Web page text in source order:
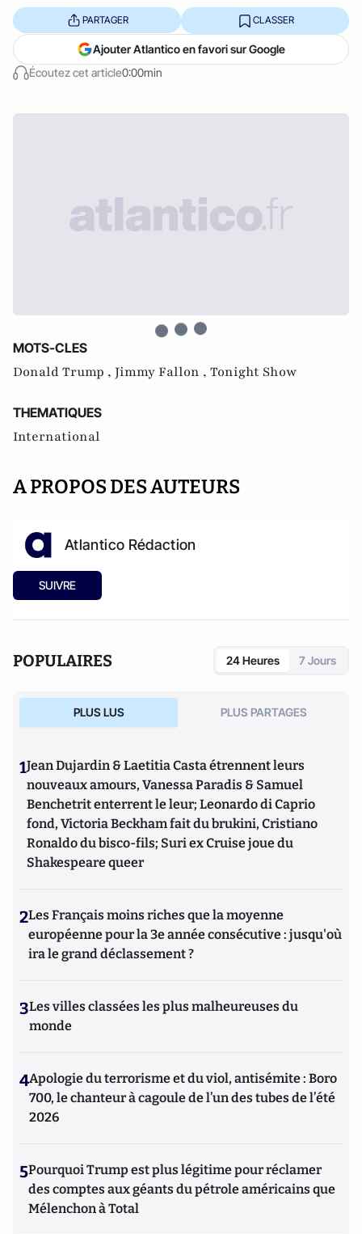
Écoutez cet article0:00min
PARTAGER CLASSER
Ajouter Atlantico en favori sur Google
MOTS-CLES
Donald Trump , Jimmy Fallon , Tonight Show
THEMATIQUES
International
A PROPOS DES AUTEURS
Atlantico Rédaction
SUIVRE
POPULAIRES 24 Heures 7 Jours
PLUS LUS PLUS PARTAGES
1Jean Dujardin & Laetitia Casta étrennent leurs
nouveaux amours, Vanessa Paradis & Samuel
Benchetrit enterrent le leur; Leonardo di Caprio
fond, Victoria Beckham fait du brukini, Cristiano
Ronaldo du bisco-fils; Suri ex Cruise joue du
Shakespeare queer
2Les Français moins riches que la moyenne
européenne pour la 3e année consécutive : jusqu'où
ira le grand déclassement ?
3Les villes classées les plus malheureuses du
monde
4Apologie du terrorisme et du viol, antisémite : Boro
700, le chanteur à cagoule de l’un des tubes de l’été
2026
5Pourquoi Trump est plus légitime pour réclamer
des comptes aux géants du pétrole américains que
Mélenchon à Total